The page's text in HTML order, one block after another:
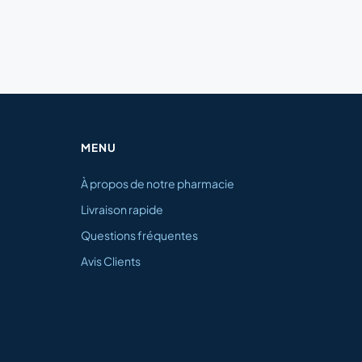
MENU
À propos de notre pharmacie
Livraison rapide
Questions fréquentes
Avis Clients